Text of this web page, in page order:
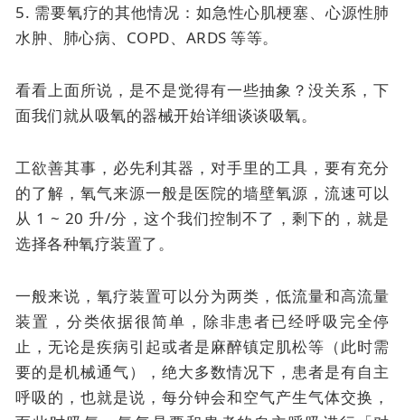
5. 需要氧疗的其他情况：如急性心肌梗塞、心源性肺
水肿、肺心病、COPD、ARDS 等等。
看看上面所说，是不是觉得有一些抽象？没关系，下
面我们就从吸氧的器械开始详细谈谈吸氧。
工欲善其事，必先利其器，对手里的工具，要有充分
的了解，氧气来源一般是医院的墙壁氧源，流速可以
从 1 ~ 20 升/分，这个我们控制不了，剩下的，就是
选择各种氧疗装置了。
一般来说，氧疗装置可以分为两类，低流量和高流量
装置，分类依据很简单，除非患者已经呼吸完全停
止，无论是疾病引起或者是麻醉镇定肌松等（此时需
要的是机械通气），绝大多数情况下，患者是有自主
呼吸的，也就是说，每分钟会和空气产生气体交换，